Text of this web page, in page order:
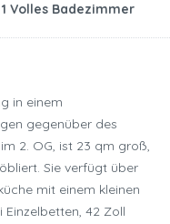
1 Volles Badezimmer
in einem
gegenüber des
2. OG, ist 23 qm groß,
Sie verfügt über
mit einem kleinen
Einzelbetten, 42 Zoll